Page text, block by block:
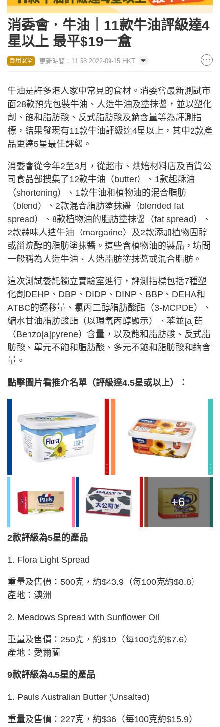
消委會．牛油｜11款牛油評級達4
星以上 最平$19一盒
食用安全 更新時間：11:58 2022-09-15 HKT
牛油是許多港人家中常見的食材。消委會最新測試市
面28款預先包裝牛油、人造牛油及塗抹醬，並以塑化
劑、飽和脂肪酸、反式脂肪酸及鈉含量等為評測指
標，結果發現有11款牛油評級達4星以上，其中2款產
品更達5星最佳評級。
消委會從今年2至3月，從超市、烘焙材料店及百貨公
司食品部搜集了12款牛油（butter）、1款起酥油
（shortening）、1款牛油和植物油的混合脂肪
（blend）、2款混合脂肪塗抹醬（blended fat
spread）、8款植物油的脂肪塗抹醬（fat spread）、
2款蒜味人造牛油（margarine）及2款添加植物固醇
或甾烷醇的脂肪塗抹醬。這些含植物油的製品，坊間
一般稱為人造牛油、人造脂肪塗抹醬或混合脂肪。
這次測試委託獨立實驗室進行，評測指標包括7種塑
化劑DEHP、DBP、DIDP、DINP、BBP、DEHA和
ATBC的遷移量、氯丙二醇脂肪酸酯（3-MCPDE）、
縮水甘油脂肪酸酯（以環氧丙醇顯示）、苯並[a]芘
（Benzo[a]pyrene）含量，以及飽和脂肪酸、反式脂
肪酸、單元不飽和脂肪酸、多元不飽和脂肪酸和鈉含
量。
點擊圖片看推介名單（評級達4.5星或以上）：
+6
2款評級為5星的產品
1. Flora Light Spread
重量及售價：500克，約$43.9（每100克約$8.8）
產地：澳洲
2. Meadows Spread with Sunflower Oil
重量及售價：250克，約$19（每100克約$7.6）
產地：愛爾蘭
9款評級為4.5星的產品
1. Pauls Australian Butter (Unsalted)
重量及售價：227克，約$36（每100克約$15.9）